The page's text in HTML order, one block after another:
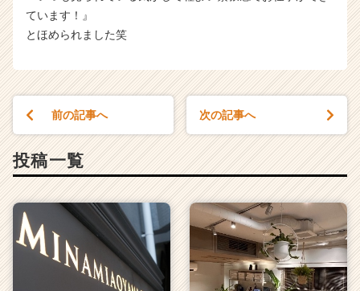
ています！』
とほめられました笑
前の記事へ 次の記事へ
投稿一覧